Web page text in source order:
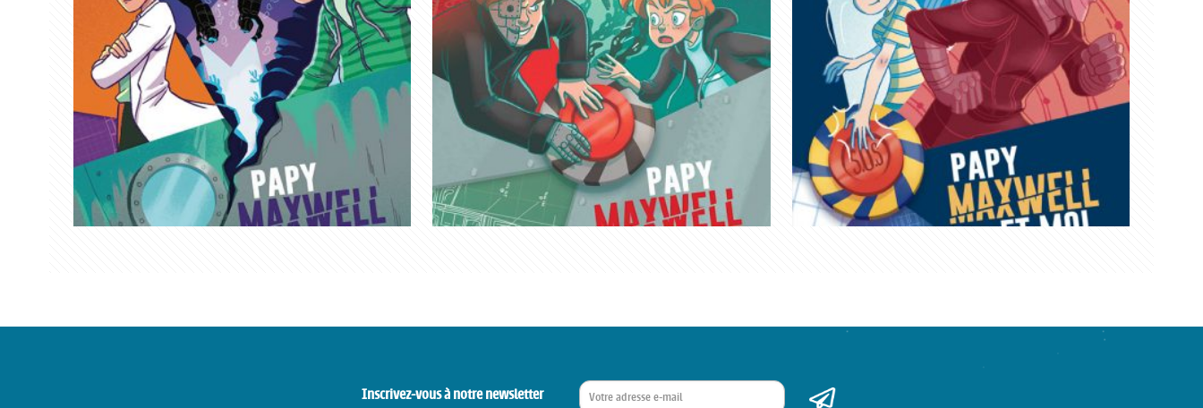
Inscrivez-vous à notre newsletter